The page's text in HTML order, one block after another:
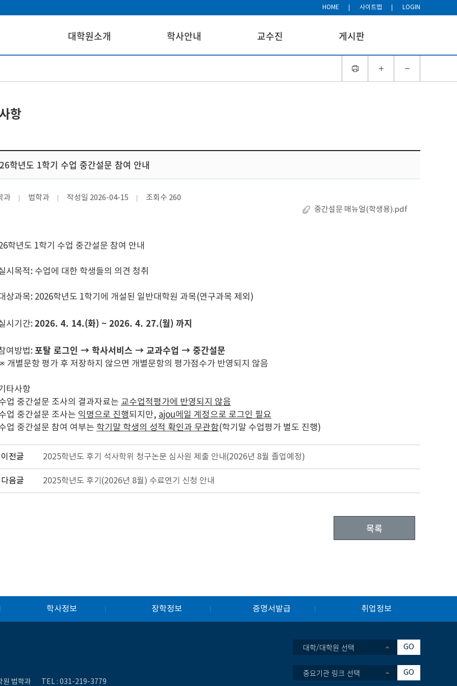
HOME 사이트맵 LOGIN
대학원소개 학사안내 교수진 게시판
항
학년도 1학기 수업 중간설문 참여 안내
과 법학과 작성일 2026-04-15 조회수 260
중간설문 매뉴얼(학생용).pdf
학년도 1학기 수업 중간설문 참여 안내
시목적: 수업에 대한 학생들의 의견 청취
상과목: 2026학년도 1학기에 개설된 일반대학원 과목(연구과목 제외)
시기간: 2026. 4. 14.(화) ~ 2026. 4. 27.(월) 까지
여방법: 포탈 로그인 → 학사서비스 → 교과수업 → 중간설문
별문항 평가 후 저장하지 않으면 개별문항의 평가점수가 반영되지 않음
타사항
업 중간설문 조사의 결과자료는 교수업적평가에 반영되지 않음
업 중간설문 조사는 익명으로 진행되지만, ajou메일 계정으로 로그인 필요
업 중간설문 참여 여부는 학기말 학생의 성적 확인과 무관함(학기말 수업평가 별도 진행)
이전글 2025학년도 후기 석사학위 청구논문 심사원 제출 안내(2026년 8월 졸업예정)
다음글 2025학년도 후기(2026년 8월) 수료연기 신청 안내
목록
학사정보 장학정보 증명서발급 취업정보
대학/대학원 선택 GO
중요기관 링크 선택 GO
원 법학과 TEL : 031-219-3779